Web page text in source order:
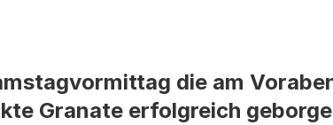
die am
Granate erfolgreich